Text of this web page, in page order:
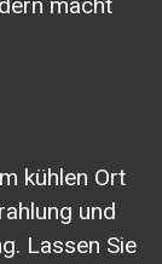
macht
kühlen Ort
und
Lassen Sie